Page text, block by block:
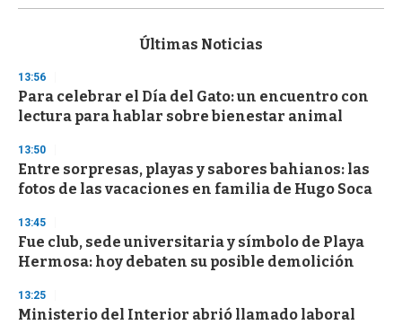
s
d
s
o
f
3
s
e
c
n
d
s
Últimas Noticias
13:56
Para celebrar el Día del Gato: un encuentro con
lectura para hablar sobre bienestar animal
13:50
Entre sorpresas, playas y sabores bahianos: las
fotos de las vacaciones en familia de Hugo Soca
13:45
Fue club, sede universitaria y símbolo de Playa
Hermosa: hoy debaten su posible demolición
13:25
Ministerio del Interior abrió llamado laboral